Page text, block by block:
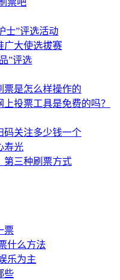
士”评选活动
广大使选拔赛
”评选
票是怎么样操作的
投票工具是免费的吗？
码关注多少钱一个
寿光
第三种刷票方式
票
什么方法
乐为主
些